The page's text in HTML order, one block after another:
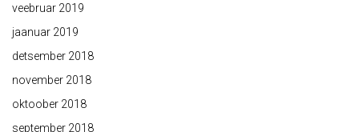
veebruar 2019
jaanuar 2019
detsember 2018
november 2018
oktoober 2018
september 2018